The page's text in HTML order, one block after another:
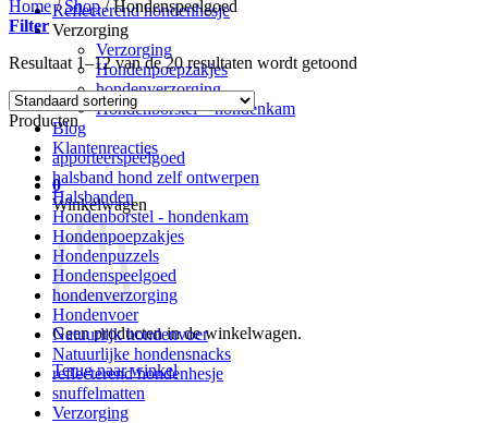
Reflecterend hondenhesje
Verzorging
Verzorging
Hondenpoepzakjes
hondenverzorging
Hondenborstel – hondenkam
Blog
Klantenreacties
0
Winkelwagen
Geen producten in de winkelwagen.
Terug naar winkel
Home / Shop /Hondenspeelgoed
Filter
Resultaat 1–12 van de 20 resultaten wordt getoond
Producten
apporteerspeelgoed
halsband hond zelf ontwerpen
Halsbanden
Hondenborstel - hondenkam
Hondenpoepzakjes
Hondenpuzzels
Hondenspeelgoed
hondenverzorging
Hondenvoer
Natuurlijk hondenvoer
Natuurlijke hondensnacks
reflecterend hondenhesje
snuffelmatten
Verzorging